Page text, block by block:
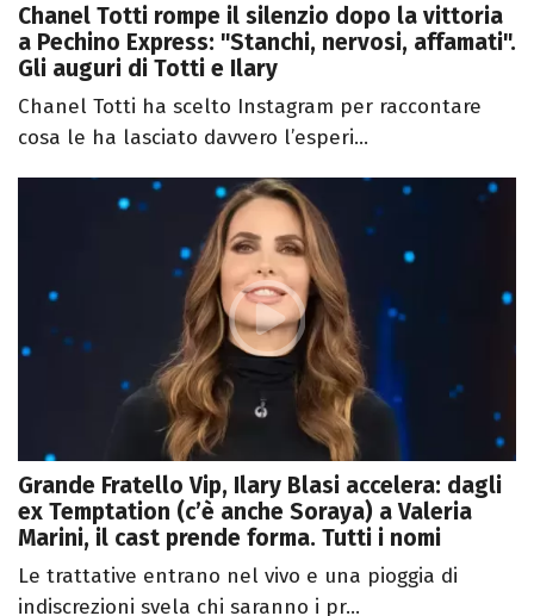
Chanel Totti rompe il silenzio dopo la vittoria
a Pechino Express: "Stanchi, nervosi, affamati".
Gli auguri di Totti e Ilary
Chanel Totti ha scelto Instagram per raccontare
cosa le ha lasciato davvero l’esperi...
Grande Fratello Vip, Ilary Blasi accelera: dagli
ex Temptation (c’è anche Soraya) a Valeria
Marini, il cast prende forma. Tutti i nomi
Le trattative entrano nel vivo e una pioggia di
indiscrezioni svela chi saranno i pr...